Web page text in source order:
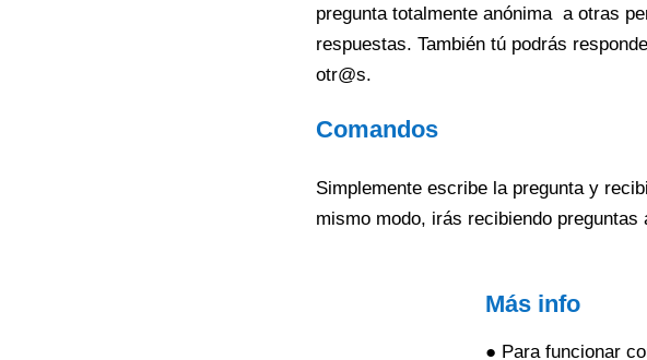
pregunta totalmente anónima a otras
respuestas. También tú podrás
otr@s.
Comandos
Simplemente escribe la pregunta y
mismo modo, irás recibiendo preguntas
Más info
● Para funcionar